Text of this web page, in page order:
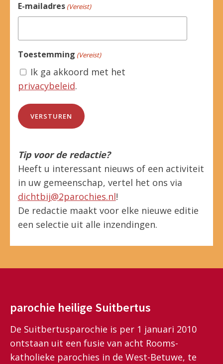
E-mailadres (Vereist)
Toestemming (Vereist)
Ik ga akkoord met het
privacybeleid.
Tip voor de redactie?
Heeft u interessant nieuws of een activiteit
in uw gemeenschap, vertel het ons via
dichtbij@2parochies.nl!
De redactie maakt voor elke nieuwe editie
een selectie uit alle inzendingen.
parochie heilige Suitbertus
De Suitbertusparochie is per 1 januari 2010
ontstaan uit een fusie van acht Rooms-
katholieke parochies in de West-Betuwe, te